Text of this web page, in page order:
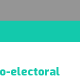
electoral